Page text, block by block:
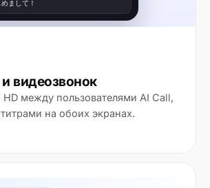
まして！
видеозвонок
HD между пользователями AI Call,
на обоих экранах.